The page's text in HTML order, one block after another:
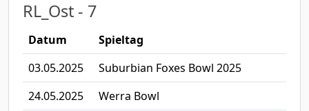
RL_Ost - 7
Datum
Spieltag
03.05.2025
Suburbian Foxes Bowl 2025
24.05.2025
Werra Bowl